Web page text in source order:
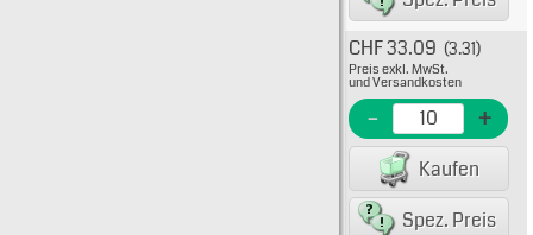
Typ:
EME
CHF 33.09 (3.31)
Preis exkl. MwSt.
und Versandkosten
- +
Kaufen
Spez. Preis